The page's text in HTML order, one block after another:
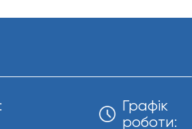
Графік
роботи: